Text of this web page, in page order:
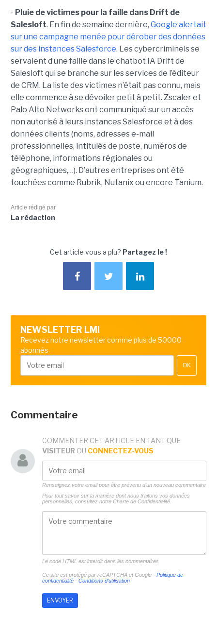
- Pluie de victimes pour la faille dans Drift de
Salesloft. En fin de semaine dernière, Google alertait
sur une campagne menée pour dérober des données
sur des instances Salesforce. Les cybercriminels se
servaient d’une faille dans le chatbot IA Drift de
Salesloft qui se branche sur les services de l’éditeur
de CRM. La liste des victimes n’était pas connu, mais
elle commence à se dévoiler petit à petit. Zscaler et
Palo Alto Networks ont communiqué sur un accès
non autorisé à leurs instances Salesforce et à des
données clients (noms, adresses e-mail
professionnelles, intitulés de poste, numéros de
téléphone, informations régionales ou
géographiques,…). D’autres entreprises ont été
touchées comme Rubrik, Nutanix ou encore Tanium.
Article rédigé par
La rédaction
Cet article vous a plu? Partagez le !
NEWSLETTER LMI
Recevez notre newsletter comme plus de 50000
abonnés
OK
Commentaire
COMMENTER CET ARTICLE EN TANT QUE
VISITEUR OU CONNECTEZ-VOUS
Renseignez votre email pour être prévenu d'un nouveau commentaire
Pour tout savoir sur la manière dont nous traitons vos données
personnelles, consultez notre Charte de Confidentialité.
Le code HTML est interdit dans les commentaires
Ce site est protégé par reCAPTCHA et Google - Politique de
confidentialité- Conditions d'utilisation